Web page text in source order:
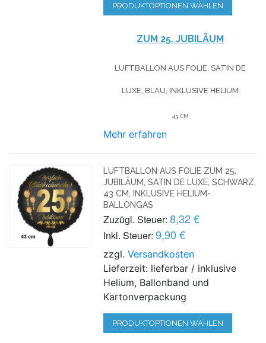
PRODUKTOPTIONEN WÄHLEN
ZUM 25. JUBILÄUM
LUFTBALLON AUS FOLIE, SATIN DE
LUXE, BLAU, INKLUSIVE HELIUM
43 CM
Mehr erfahren
LUFTBALLON AUS FOLIE ZUM 25.
JUBILÄUM, SATIN DE LUXE, SCHWARZ,
43 CM, INKLUSIVE HELIUM-
BALLONGAS
Zuzügl. Steuer: 8,32 €
Inkl. Steuer: 9,90 €
zzgl.Versandkosten
Lieferzeit: lieferbar / inklusive
Helium, Ballonband und
Kartonverpackung
PRODUKTOPTIONEN WÄHLEN